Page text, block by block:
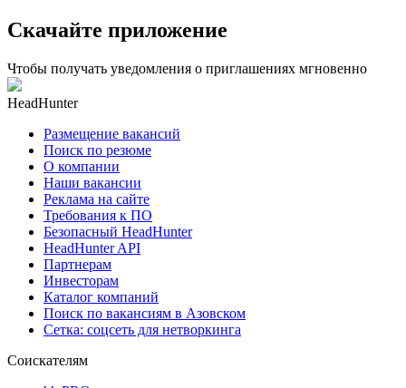
Скачайте приложение
Чтобы получать уведомления о приглашениях мгновенно
HeadHunter
Размещение вакансий
Поиск по резюме
О компании
Наши вакансии
Реклама на сайте
Требования к ПО
Безопасный HeadHunter
HeadHunter API
Партнерам
Инвесторам
Каталог компаний
Поиск по вакансиям в Азовском
Сетка: соцсеть для нетворкинга
Соискателям